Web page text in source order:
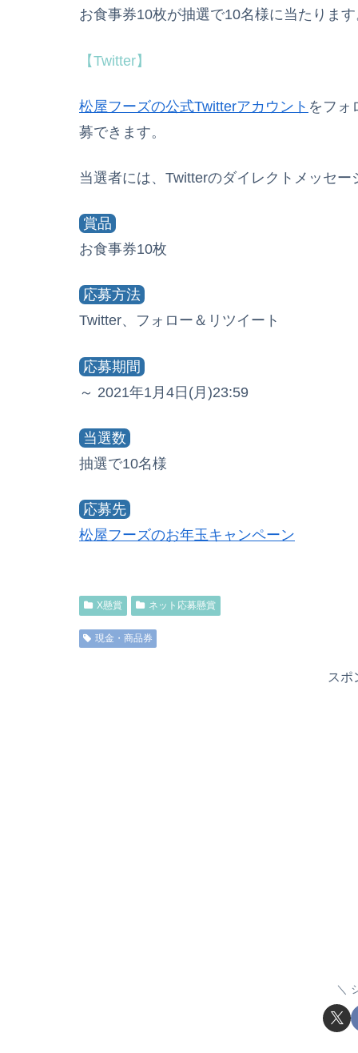
お食事券10枚が抽選で10名様に当たりま
【Twitter】
松屋フーズの公式Twitterアカウント をフォ
募できます。
当選者には、Twitterのダイレクトメッセ
賞品
お食事券10枚
応募方法
Twitter、フォロー＆リツイート
応募期間
～ 2021年1月4日(月)23:59
当選数
抽選で10名様
応募先
松屋フーズのお年玉キャンペーン
X懸賞 ネット応募懸賞
現金・商品券
スポ